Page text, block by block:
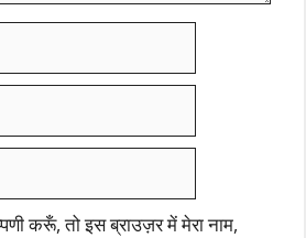
करूँ, तो इस ब्राउज़र में मेरा नाम,